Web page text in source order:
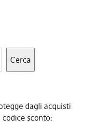
Cerca
dagli acquisti
sconto: